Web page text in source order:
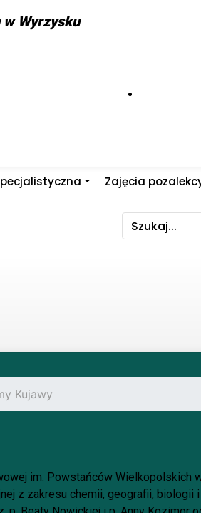
Wyrzysku
Zajęcia
Kujawy
im. Powstańców Wielkopolskich
z zakresu chemii, geografii, biologii